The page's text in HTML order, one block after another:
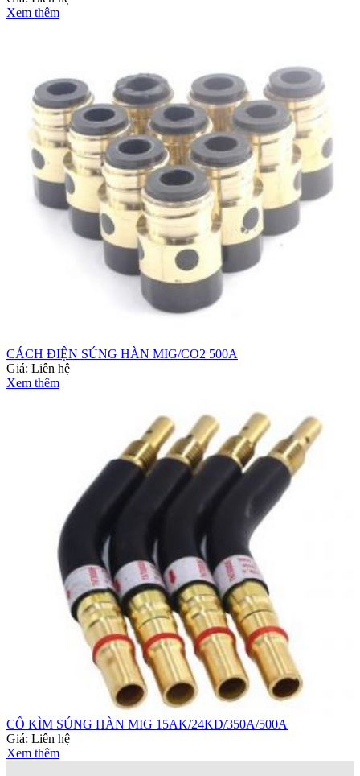
Xem thêm
CÁCH ĐIỆN SÚNG HÀN MIG/CO2 500A
Giá: Liên hệ
Xem thêm
CỔ KÌM SÚNG HÀN MIG 15AK/24KD/350A/500A
Giá: Liên hệ
Xem thêm